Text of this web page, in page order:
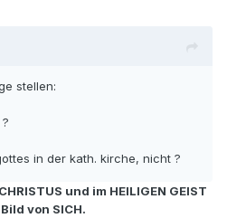
stellen:
in der kath. kirche, nicht ?
und im HEILIGEN GEIST
von SICH.